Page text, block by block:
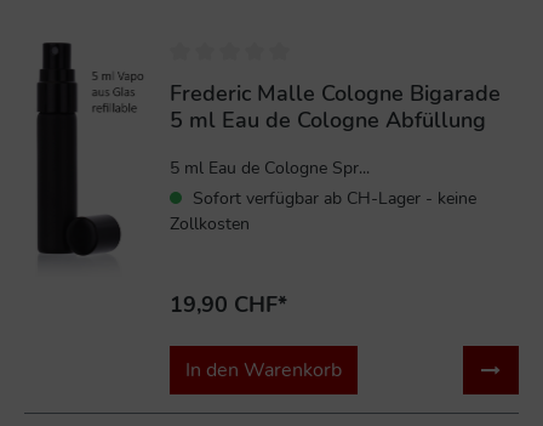
Frederic Malle Cologne Bigarade
5 ml Eau de Cologne Abfüllung
5 ml Eau de Cologne Spr...
Sofort verfügbar ab CH-Lager - keine
Zollkosten
19,90 CHF*
In den Warenkorb